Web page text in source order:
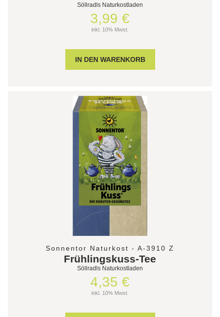
Söllradls Naturkostladen
3,99 €
inkl. 10% Mwst.
Sonnentor Naturkost - A-3910 Z
Frühlingskuss-Tee
Söllradls Naturkostladen
4,35 €
inkl. 10% Mwst.